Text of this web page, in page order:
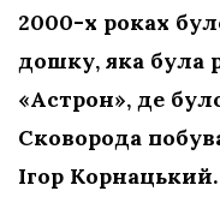
2000-х роках
дошку, яка була
«Астрон», де
Сковорода
Ігор Корнацький.